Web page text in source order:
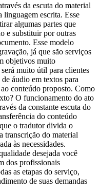
da escuta do material
linguagem escrita. Esse
algumas partes que
e substituir por outras
Esse modelo
já que são serviços
objetivos muito
muito útil para clientes
áudio em textos para
conteúdo proposto. Como
O funcionamento do ato
da constante escuta do
do conteúdo
o tradutor divida o
transcrição do material
às necessidades.
desejada você
dos profissionais
as etapas do serviço,
de suas demandas